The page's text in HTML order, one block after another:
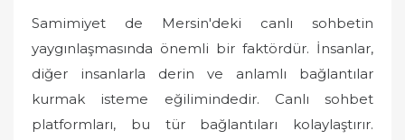
Samimiyet de Mersin'deki canlı sohbetin
yaygınlaşmasında önemli bir faktördür. İnsanlar,
diğer insanlarla derin ve anlamlı bağlantılar
kurmak isteme eğilimindedir. Canlı sohbet
platformları, bu tür bağlantıları kolaylaştırır.